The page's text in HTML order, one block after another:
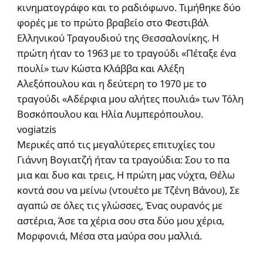
κινηματογράφο και το ραδιόφωνο. Τιμήθηκε δύο
φορές με το πρώτο βραβείο στο Φεστιβάλ
Ελληνικού Τραγουδιού της Θεσσαλονίκης. Η
πρώτη ήταν το 1963 με το τραγούδι «Πέταξε ένα
πουλί» των Κώστα Κλάββα και Αλέξη
Αλεξόπουλου και η δεύτερη το 1970 με το
τραγούδι «Αδέρφια μου αλήτες πουλιά» των Τόλη
Βοσκόπουλου και Ηλία Λυμπερόπουλου.
vogiatzis
Μερικές από τις μεγαλύτερες επιτυχίες του
Γιάννη Βογιατζή ήταν τα τραγούδια: Σου το πα
μια και δυο και τρεις, Η πρώτη μας νύχτα, Θέλω
κοντά σου να μείνω (ντουέτο με Τζένη Βάνου), Σε
αγαπώ σε όλες τις γλώσσες, Ένας ουρανός με
αστέρια, Άσε τα χέρια σου στα δύο μου χέρια,
Μορφονιά, Μέσα στα μαύρα σου μαλλιά.